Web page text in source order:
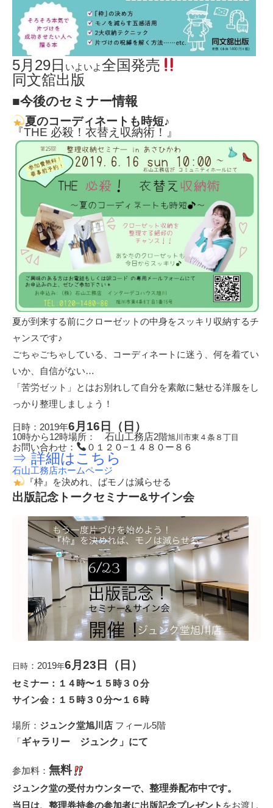
5月29日 いよいよ全国発売
同文舘出版
■今後のセミナー情報
夏のコーディネートも時短♪
『THE 必殺！衣替え収納術！』
夏が到来する前にクローゼットの中身をスッキリ収納するチ
ャンスです♪
ごちゃごちゃしている、コーディネートに迷う、何を着てい
いか、自信がない…
「苦労ゼット」とはお別れして自分を素敵に魅せる洋服をし
っかり整理しましょう！
日時：2019年6月16日（日）
10時から12時場所： 石山工務店2階旭川市東４条８丁目
お問い合わせ： ０１２０−１４８０ー８６
⇒ 詳細はこちら
石山工務店ホームページ
『枠』を決めれ、ばモノは減らせる
出版記念トークセミナー&サイン会
日時 ：2019年6月23日（日）
セミナー：１４時〜１５時３０分
サイン会：１５時３０分〜１６時
場所： ジュンク堂旭川店 フィール5階
「ギャラリー ジュンク」にて
参加料： 無料
ジュンク堂の受付カウンターで、 整理券配布中です。
当日は、整理券持参の参加者に出版記念プレゼント をお渡し